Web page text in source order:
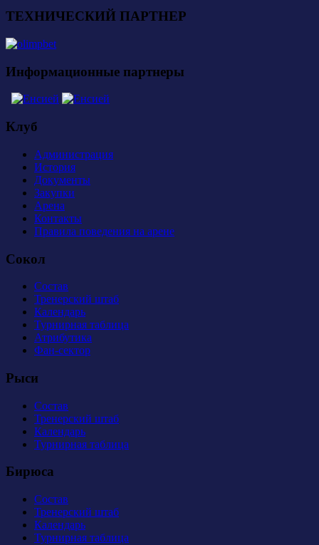
ТЕХНИЧЕСКИЙ ПАРТНЕР
Информационные партнеры
Клуб
Администрация
История
Документы
Закупки
Арена
Контакты
Правила поведения на арене
Сокол
Состав
Тренерский штаб
Календарь
Турнирная таблица
Атрибутика
Фан-сектор
Рыси
Состав
Тренерский штаб
Календарь
Турнирная таблица
Бирюса
Состав
Тренерский штаб
Календарь
Турнирная таблица